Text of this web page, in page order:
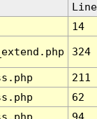
Line
14
324
211
62
94